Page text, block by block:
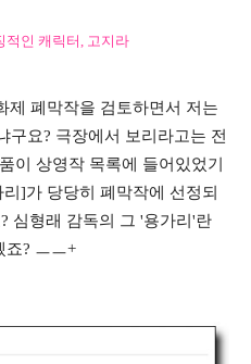
적인 캐릭터, 고지라
제 폐막작을 검토하면서 저는
구요? 극장에서 보리라고는 전
이 상영작 목록에 들어있었기
]가 당당히 폐막작에 선정되
심형래 감독의 그 '용가리'란
죠? ㅡㅡ+